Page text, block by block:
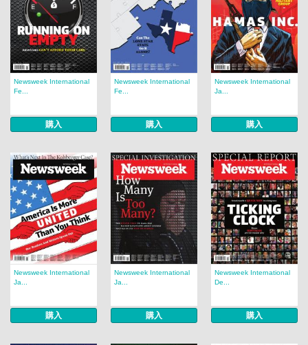
Newsweek International
Fe...
購入
Newsweek International
Fe...
購入
Newsweek International
Ja...
購入
Newsweek International
Ja...
購入
Newsweek International
Ja...
購入
Newsweek International
De...
購入